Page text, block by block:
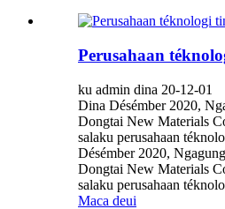
Perusahaan
ku admin dina 20-12-01
Dina Désémber 2020,
Dongtai New Materials
salaku perusahaan
Désémber 2020,
Dongtai New Materials
salaku perusahaan
Maca deui